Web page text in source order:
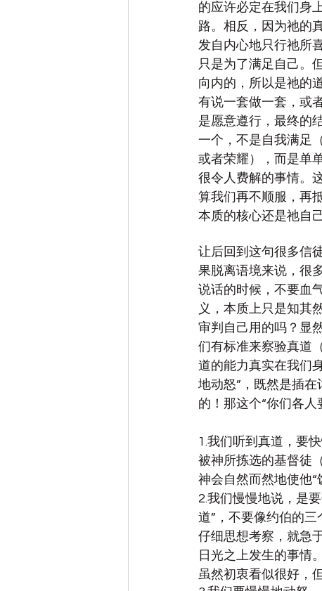
的应许必定在我们身
路。相反，因为祂的
发自内心地只行祂所
只是为了满足自己。
向内的，所以是祂的
有说一套做一套，或
是愿意遵行，最终的
一个，不是自我满足
或者荣耀），而是单
很令人费解的事情。
算我们再不顺服，再
本质的核心还是祂自
让后回到这句很多信
果脱离语境来说，很
说话的时候，不要血
义，本质上只是知其
审判自己用的吗？显
们有标准来察验真道
道的能力真实在我们
地动怒”，既然是插
的！那这个“你们各
1.我们听到真道，要
被神所拣选的基督徒
神会自然而然地使他“
2.我们慢慢地说，是
道”，不要像约伯的
仔细思想考察，就急
日光之上发生的事情
虽然初衷看似很好，